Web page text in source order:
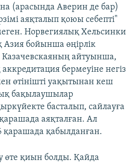
(арасында Аверин де бар)
аяқталып қоюы себепті"
Норвегиялық Хельсинки
Азия бойынша өңірлік
Казачевскаяның айтуынша,
бермеуіне негіз
өтінішті уақытынан кеш
бақылаушылар
басталып, сайлауға
аяқталған. Ал
қарашада қабылданған.
өте қиын болды. Қайда